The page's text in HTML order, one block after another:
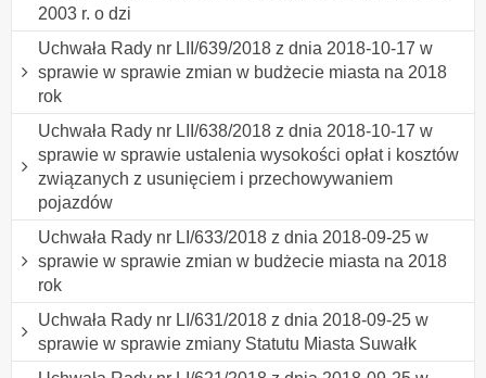
2003 r. o dzi
Uchwała Rady nr LII/639/2018 z dnia 2018-10-17 w
sprawie w sprawie zmian w budżecie miasta na 2018
rok
Uchwała Rady nr LII/638/2018 z dnia 2018-10-17 w
sprawie w sprawie ustalenia wysokości opłat i kosztów
związanych z usunięciem i przechowywaniem
pojazdów
Uchwała Rady nr LI/633/2018 z dnia 2018-09-25 w
sprawie w sprawie zmian w budżecie miasta na 2018
rok
Uchwała Rady nr LI/631/2018 z dnia 2018-09-25 w
sprawie w sprawie zmiany Statutu Miasta Suwałk